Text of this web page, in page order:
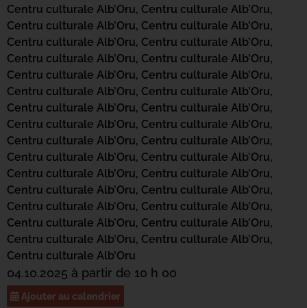
Centru culturale Alb’Oru, Centru culturale Alb’Oru,
Centru culturale Alb’Oru, Centru culturale Alb’Oru,
Centru culturale Alb’Oru, Centru culturale Alb’Oru,
Centru culturale Alb’Oru, Centru culturale Alb’Oru,
Centru culturale Alb’Oru, Centru culturale Alb’Oru,
Centru culturale Alb’Oru, Centru culturale Alb’Oru,
Centru culturale Alb’Oru, Centru culturale Alb’Oru,
Centru culturale Alb’Oru, Centru culturale Alb’Oru,
Centru culturale Alb’Oru, Centru culturale Alb’Oru,
Centru culturale Alb’Oru, Centru culturale Alb’Oru,
Centru culturale Alb’Oru, Centru culturale Alb’Oru,
Centru culturale Alb’Oru, Centru culturale Alb’Oru,
Centru culturale Alb’Oru, Centru culturale Alb’Oru,
Centru culturale Alb’Oru, Centru culturale Alb’Oru,
Centru culturale Alb’Oru, Centru culturale Alb’Oru,
Centru culturale Alb’Oru
04.10.2025 à partir de 10 h 00
Ajouter au calendrier